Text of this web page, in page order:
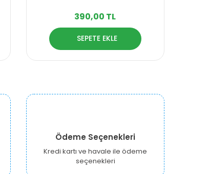
390,00 TL
SEPETE EKLE
Ödeme Seçenekleri
Kredi kartı ve havale ile ödeme
seçenekleri